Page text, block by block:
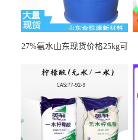
27%氨水山东现货价格25kg可